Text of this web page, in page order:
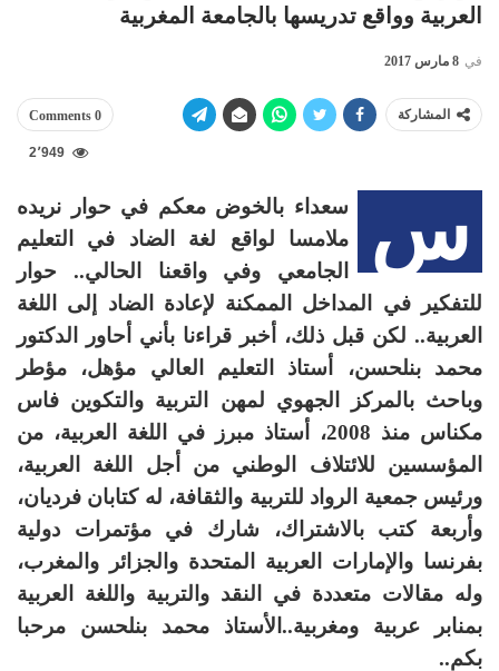
العربية وواقع تدريسها بالجامعة المغربية
في 8 مارس 2017
المشاركة 0 Comments
2٬949
س
سعداء بالخوض معكم في حوار نريده
ملامسا لواقع لغة الضاد في التعليم
الجامعي وفي واقعنا الحالي.. حوار
للتفكير في المداخل الممكنة لإعادة الضاد إلى اللغة
العربية.. لكن قبل ذلك، أخبر قراءنا بأني أحاور الدكتور
محمد بنلحسن،
أستاذ التعليم العالي مؤهل، مؤطر
وباحث بالمركز الجهوي لمهن التربية والتكوين فاس
مكناس منذ 2008، أستاذ مبرز في اللغة العربية،
من
المؤسسين للائتلاف الوطني من أجل اللغة العربية،
ورئيس جمعية الرواد للتربية والثقافة، له كتابان فرديان،
وأربعة كتب بالاشتراك، شارك في مؤتمرات دولية
بفرنسا والإمارات العربية المتحدة والجزائر والمغرب،
وله مقالات متعددة في النقد والتربية واللغة العربية
بمنابر عربية ومغربية.. الأستاذ محمد بنلحسن مرحبا
بكم..